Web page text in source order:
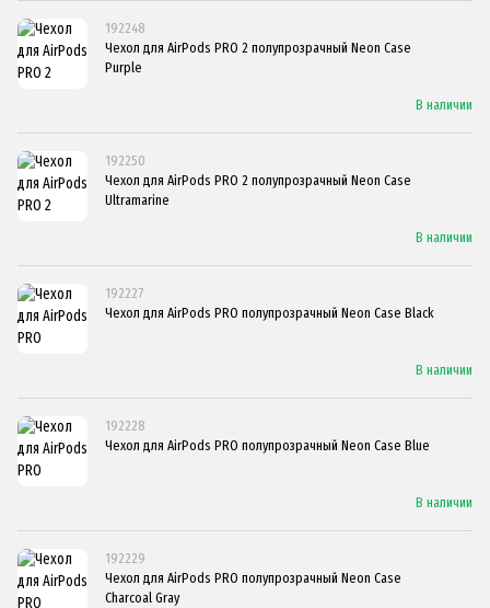
192248
Чехол для AirPods PRO 2 полупрозрачный Neon Case
Purple
В наличии
192250
Чехол для AirPods PRO 2 полупрозрачный Neon Case
Ultramarine
В наличии
192227
Чехол для AirPods PRO полупрозрачный Neon Case Black
В наличии
192228
Чехол для AirPods PRO полупрозрачный Neon Case Blue
В наличии
192229
Чехол для AirPods PRO полупрозрачный Neon Case
Charcoal Gray